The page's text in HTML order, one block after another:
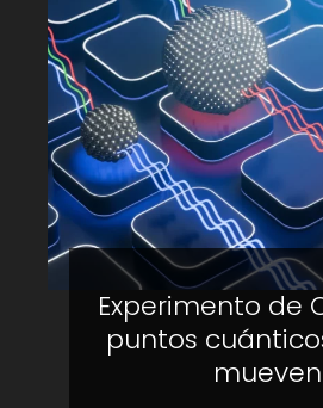
Experimento de
puntos
mueven